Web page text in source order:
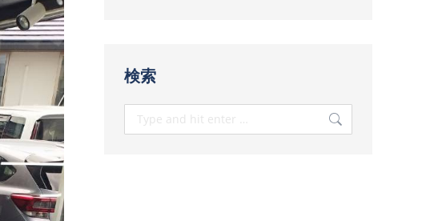
検索
Search: